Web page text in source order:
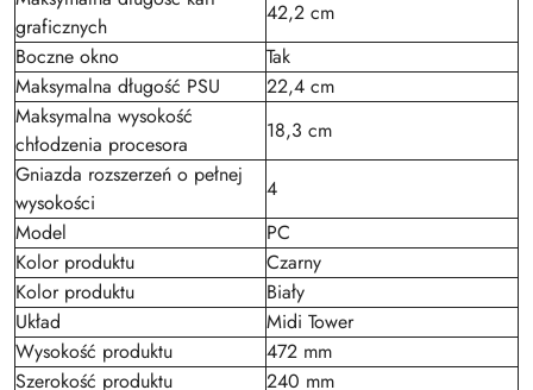
graficznych
42,2 cm
Boczne okno
Tak
Maksymalna długość PSU
22,4 cm
Maksymalna wysokość
chłodzenia procesora
18,3 cm
Gniazda rozszerzeń o pełnej
wysokości
4
Model
PC
Kolor produktu
Czarny
Kolor produktu
Biały
Układ
Midi Tower
Wysokość produktu
472 mm
Szerokość produktu
240 mm